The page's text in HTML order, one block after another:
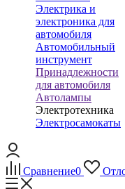
Электрика и
электроника для
автомобиля
Автомобильный
инструмент
Принадлежности
для автомобиля
Автолампы
Электротехника
Электросамокаты
Сравнение0